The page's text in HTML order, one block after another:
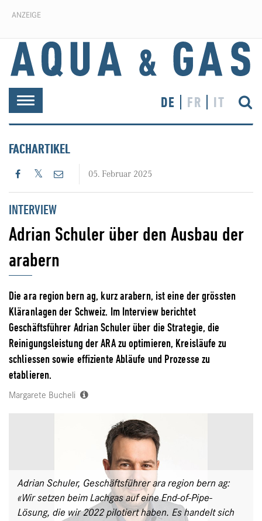
ANZEIGE
Toggle
navigation
DE FR IT
FACHARTIKEL
05. Februar 2025
INTERVIEW
Adrian Schuler über den Ausbau der
arabern
Die ara region bern ag, kurz arabern, ist eine der grössten
Kläranlagen der Schweiz. Im Interview berichtet
Geschäftsführer Adrian Schuler über die Strategie, die
Reinigungsleistung der ARA zu optimieren, Kreisläufe zu
schliessen sowie effiziente Abläufe und Prozesse zu
etablieren.
Margarete Bucheli
Adrian Schuler, Geschäftsführer ara region bern ag:
«Wir setzen beim Lachgas auf eine End-of-Pipe-
Lösung, die wir 2022 pilotiert haben. Es handelt sich